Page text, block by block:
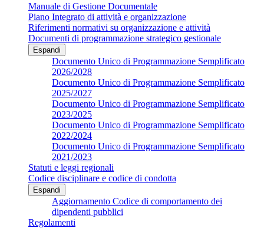
Manuale di Gestione Documentale
Piano Integrato di attività e organizzazione
Riferimenti normativi su organizzazione e attività
Documenti di programmazione strategico gestionale
Espandi
Documento Unico di Programmazione Semplificato
2026/2028
Documento Unico di Programmazione Semplificato
2025/2027
Documento Unico di Programmazione Semplificato
2023/2025
Documento Unico di Programmazione Semplificato
2022/2024
Documento Unico di Programmazione Semplificato
2021/2023
Statuti e leggi regionali
Codice disciplinare e codice di condotta
Espandi
Aggiornamento Codice di comportamento dei
dipendenti pubblici
Regolamenti